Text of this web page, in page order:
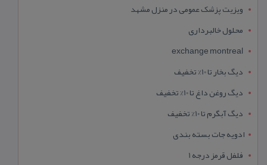
ویزیت پزشک عمومی در منزل مشهد
محلول خالبرداری
exchange montreal
دیگ بخار تا 10% تخفیف
دیگ روغن داغ تا 10% تخفیف
دیگ آبگرم تا 10% تخفیف
ادویه جات بسته بندی
فلفل قرمز درجه 1